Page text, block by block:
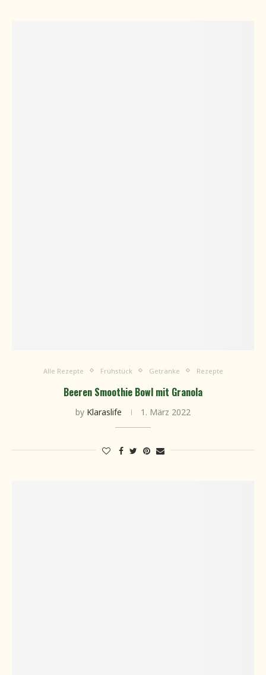
Alle Rezepte Frühstück Getränke Rezepte
Beeren Smoothie Bowl mit Granola
by Klaraslife 1. März 2022